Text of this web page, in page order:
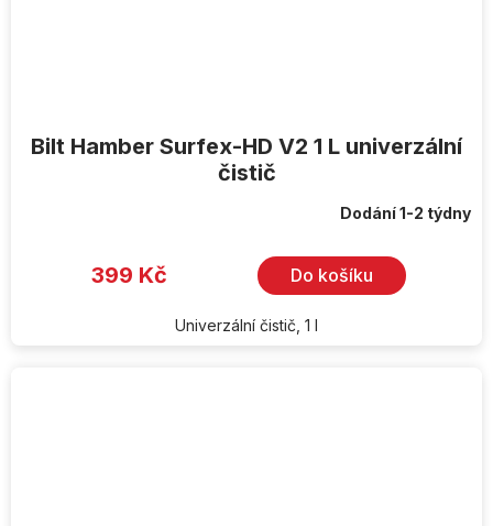
Bilt Hamber Surfex-HD V2 1 L univerzální
čistič
Dodání 1-2 týdny
399 Kč Do košíku
Univerzální čistič, 1 l